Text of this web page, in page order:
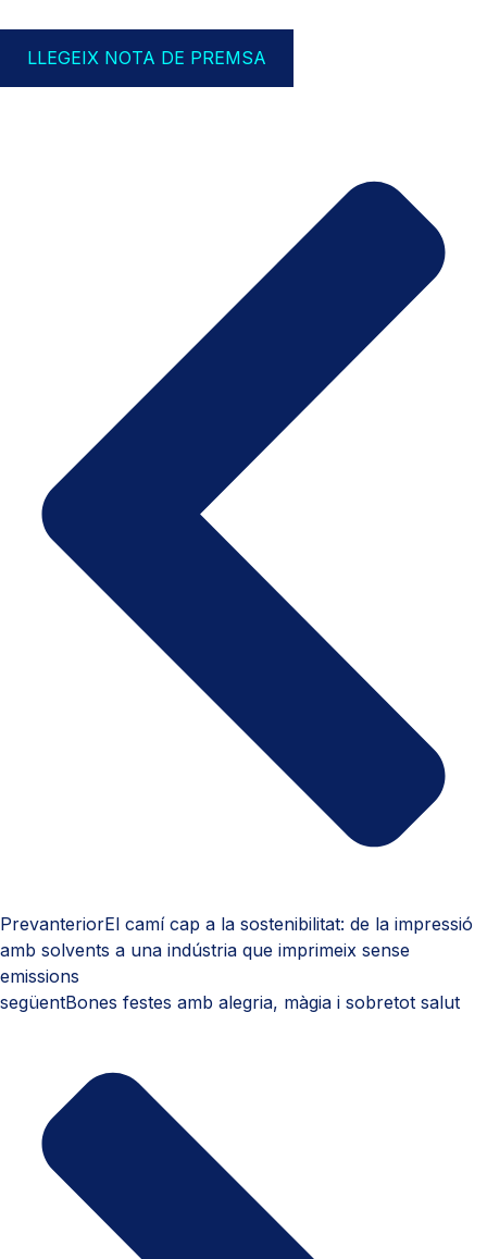
LLEGEIX NOTA DE PREMSA
PrevanteriorEl camí cap a la sostenibilitat: de la impressió
amb solvents a una indústria que imprimeix sense
emissions
següentBones festes amb alegria, màgia i sobretot salut